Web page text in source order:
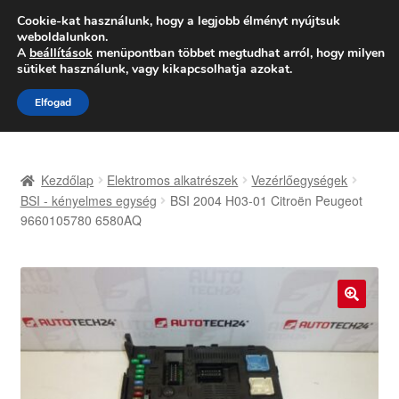
SZÁLLÍTÁS 2618 Ft-tól
Hétfő-Péntek 9:00–16:0006 80 088 054
Ugrás
a
navigációhoz
Kilépés
a
tartalomba
Adatvédelmi irányelvek
Kifizetések
Kezdőlap Elektromos alkatrészek
Vezérlőegységek
BSI - kényelmes egység
BSI 2004 H03-01 Citroën Peugeot
9660105780 6580AQ
🔍
Cookie-kat használunk, hogy a legjobb élményt nyújtsuk
weboldalunkon.
A beállítások menüpontban többet megtudhat arról, hogy milyen
sütiket használunk, vagy kikapcsolhatja azokat.
Elfogad